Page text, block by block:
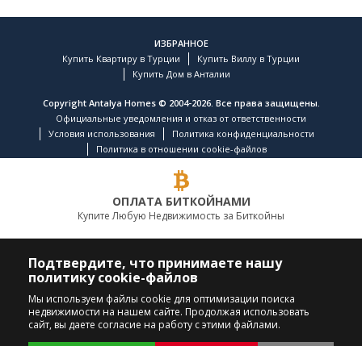
ИЗБРАННОЕ
Купить Квартиру в Турции
Купить Виллу в Турции
Купить Дом в Анталии
Copyright Antalya Homes © 2004-2026. Все права защищены.
Официальные уведомления и отказ от ответственности
Условия использования
Политика конфиденциальности
Политика в отношении cookie-файлов
ОПЛАТА БИТКОЙНАМИ
Купите Любую Недвижимость за Биткойны
ПОЗВОНИТЕ НАМ
+90 242 324 54 94
Подтвердите, что принимаете нашу
политику cookie-файлов
Мы используем файлы cookie для оптимизации поиска
недвижимости на нашем сайте. Продолжая использовать
сайт, вы даете согласие на работу с этими файлами.